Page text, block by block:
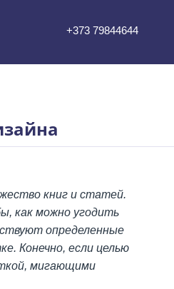
+373 79844644
книг и статей.
как можно угодить
определенные
Конечно, если целью
мигающими